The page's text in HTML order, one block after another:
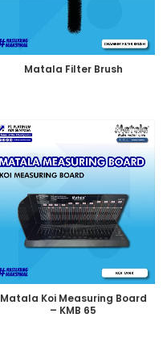
Matala Filter Brush
Matala Koi Measuring Board
– KMB 65